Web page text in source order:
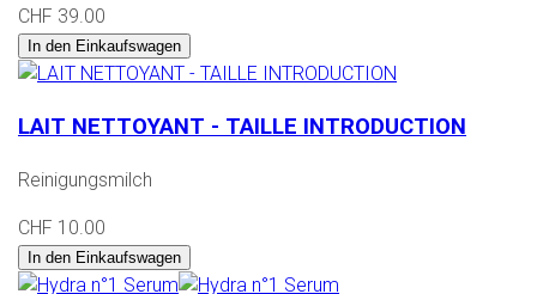
CHF 39.00
In den Einkaufswagen
LAIT NETTOYANT - TAILLE INTRODUCTION
Reinigungsmilch
CHF 10.00
In den Einkaufswagen